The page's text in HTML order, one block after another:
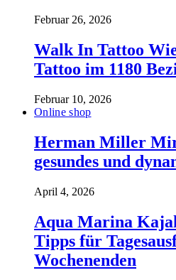
Februar 26, 2026
Walk In Tattoo
Tattoo im 1180
Februar 10, 2026
Online shop
Herman Miller
gesundes und
April 4, 2026
Aqua Marina
Tipps für
Wochenenden